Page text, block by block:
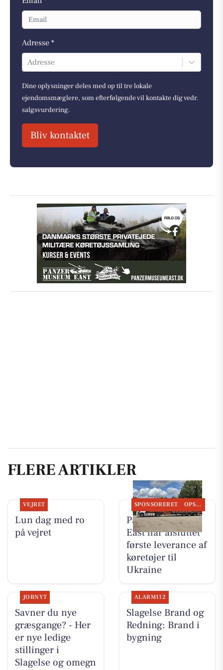
Adresse *
Adresse
Dine oplysninger deles med op til tre lokale
ejendomsmæglere, som efterfølgende vil kontakte dig vedr.
salgsvurdering.
Bliv kontaktet
FLERE ARTIKLER
VEJRET
Lun dag med ro
på vejret
SPONSORERET OPSLAGSTAVLEN
PanzerMuseum
East har afsluttet
første leverance af
køretøjer til
Ukraine
JOBNYT
Savner du nye
græsgange? - Her
er nye ledige
stillinger i
Slagelse og omegn
ALARM112
Slagelse Brand og
Redning: Brand i
bygning